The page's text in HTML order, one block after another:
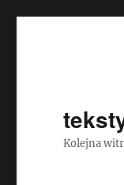
Kolejna